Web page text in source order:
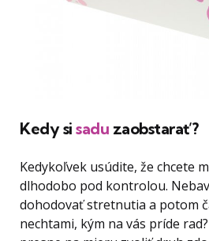
Kedy si sadu zaobstarať?
Kedykoľvek usúdite, že chcete
dlhodobo pod kontrolou.
dohodovať stretnutia a potom
nechtami, kým na vás príde